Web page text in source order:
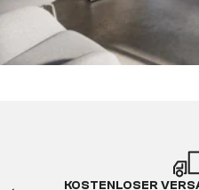
KOSTENLOSER